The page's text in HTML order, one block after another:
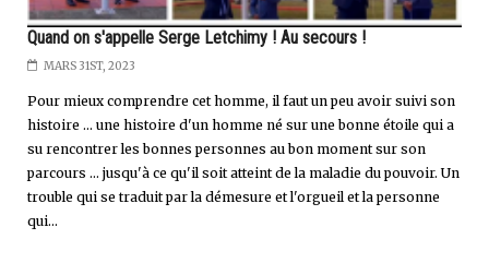
Quand on s'appelle Serge Letchimy ! Au secours !
MARS 31ST, 2023
Pour mieux comprendre cet homme, il faut un peu avoir suivi son
histoire … une histoire d'un homme né sur une bonne étoile qui a
su rencontrer les bonnes personnes au bon moment sur son
parcours … jusqu'à ce qu'il soit atteint de la maladie du pouvoir. Un
trouble qui se traduit par la démesure et l'orgueil et la personne
qui...